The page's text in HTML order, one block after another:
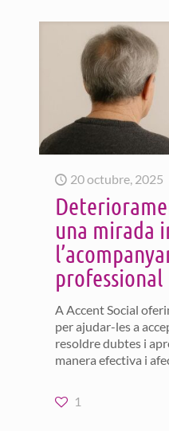
20 octubre, 2025
una mirada
professional
A Accent Social
per ajudar-les a
resoldre dubtes i
manera efectiva i
1